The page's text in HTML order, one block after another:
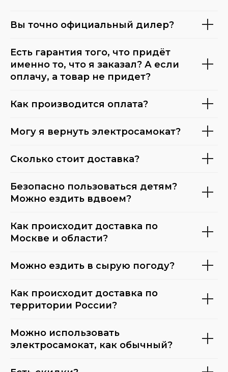
Вы точно официальный дилер?
Есть гарантия того, что придёт
именно то, что я заказал? А если
оплачу, а товар не придет?
Как производится оплата?
Могу я вернуть электросамокат?
Сколько стоит доставка?
Безопасно пользоваться детям?
Можно ездить вдвоем?
Как происходит доставка по
Москве и области?
Можно ездить в сырую погоду?
Как происходит доставка по
территории России?
Можно использовать
электросамокат, как обычный?